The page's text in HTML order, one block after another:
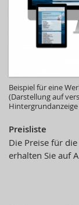
Beispiel für eine
(Darstellung auf
Preisliste
Die Preise für
erhalten Sie auf